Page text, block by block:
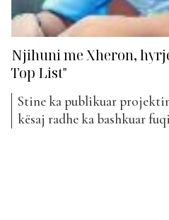
Njihuni me Xheron,
Top List"
Stine ka publikuar
kësaj radhe ka bashkuar